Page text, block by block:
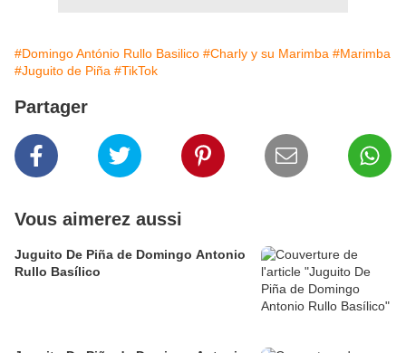
#Domingo António Rullo Basilico #Charly y su Marimba #Marimba
#Juguito de Piña #TikTok
Partager
Vous aimerez aussi
Juguito De Piña de Domingo Antonio
Rullo Basílico